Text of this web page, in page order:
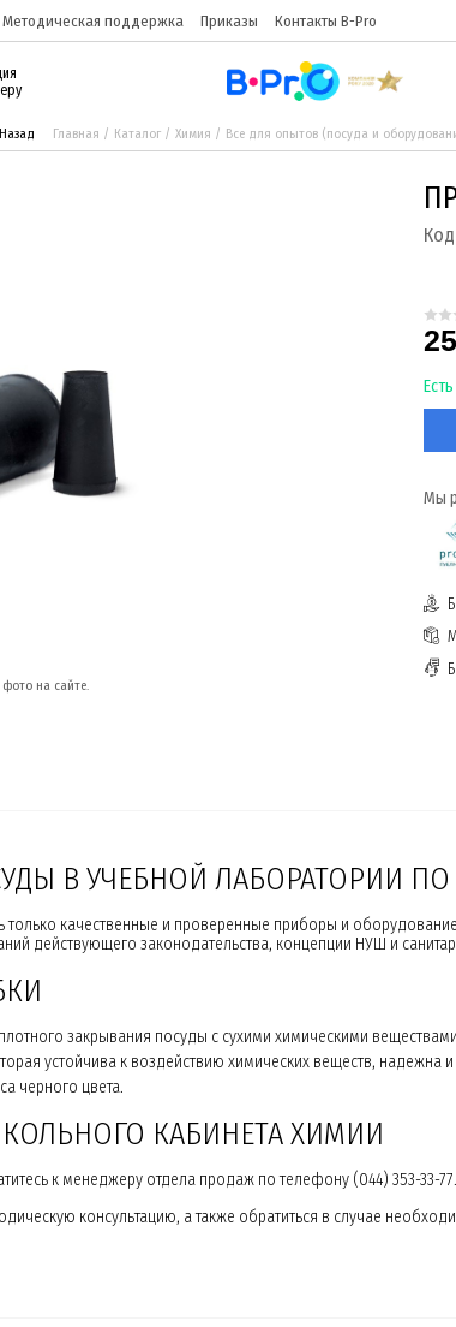
Методическая поддержка Приказы Контакты B-Pro
Назад Главная Каталог Химия Все для опытов (посуда и
фото на сайте.
Мы
В УЧЕБНОЙ ЛАБОРАТОРИИ
качественные и проверенные приборы и
действующего законодательства, концепции НУШ и
закрывания посуды с сухими химическими
устойчива к воздействию химических веществ, надежна
черного цвета.
КАБИНЕТА ХИМИИ
к менеджеру отдела продаж по телефону (044) 353-33-77.
консультацию, а также обратиться в случае